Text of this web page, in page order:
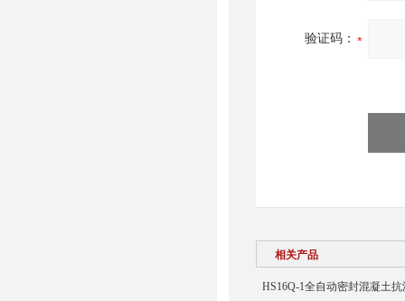
验证码：
相关产品
HS16Q-1全自动密封混凝土抗